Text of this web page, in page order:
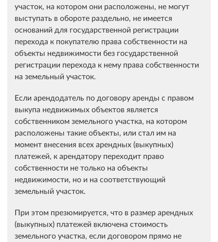
участок, на котором они расположены, не могут
выступать в обороте раздельно, не имеется
оснований для государственной регистрации
перехода к покупателю права собственности на
объекты недвижимости без государственной
регистрации перехода к нему права собственности
на земельный участок.
Если арендодатель по договору аренды с правом
выкупа недвижимых объектов является
собственником земельного участка, на котором
расположены такие объекты, или стал им на
момент внесения всех арендных (выкупных)
платежей, к арендатору переходит право
собственности не только на объекты
недвижимости, но и на соответствующий
земельный участок.
При этом презюмируется, что в размер арендных
(выкупных) платежей включена стоимость
земельного участка, если договором прямо не